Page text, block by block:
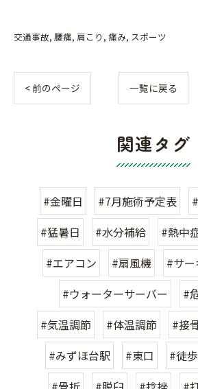
交通事故 腰痛 肩こり 痛み スポーツ
< 前のページ 一覧に戻る
関連タグ
#金曜日 #7月施術予定表
#猛暑日
#水分補給 #熱中
#エアコン
#扇風機
#サ
#ウォーターサーバー
#
#気温調節
#体温調節 #接
#みずほ台駅
#東口 #徒